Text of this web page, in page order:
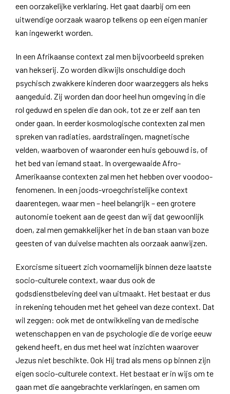
een oorzakelijke verklaring. Het gaat daarbij om een
uitwendige oorzaak waarop telkens op een eigen manier
kan ingewerkt worden.
In een Afrikaanse context zal men bijvoorbeeld spreken
van hekserij. Zo worden dikwijls onschuldige doch
psychisch zwakkere kinderen door waarzeggers als heks
aangeduid. Zij worden dan door heel hun omgeving in die
rol geduwd en spelen die dan ook, tot ze er zelf aan ten
onder gaan. In eerder kosmologische contexten zal men
spreken van radiaties, aardstralingen, magnetische
velden, waarboven of waaronder een huis gebouwd is, of
het bed van iemand staat. In overgewaaide Afro-
Amerikaanse contexten zal men het hebben over voodoo-
fenomenen. In een joods-vroegchristelijke context
daarentegen, waar men – heel belangrijk – een grotere
autonomie toekent aan de geest dan wij dat gewoonlijk
doen, zal men gemakkelijker het in de ban staan van boze
geesten of van duivelse machten als oorzaak aanwijzen.
Exorcisme situeert zich voornamelijk binnen deze laatste
socio-culturele context, waar dus ook de
godsdienstbeleving deel van uitmaakt. Het bestaat er dus
in rekening tehouden met het geheel van deze context. Dat
wil zeggen: ook met de ontwikkeling van de medische
wetenschappen en van de psychologie die de vorige eeuw
gekend heeft, en dus met heel wat inzichten waarover
Jezus niet beschikte. Ook Hij trad als mens op binnen zijn
eigen socio-culturele context. Het bestaat er in wijs om te
gaan met die aangebrachte verklaringen, en samen om